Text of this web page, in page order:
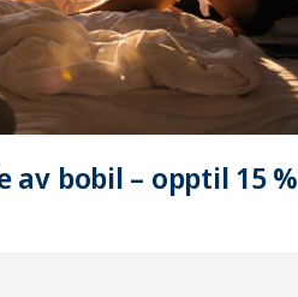
av bobil – opptil 15 %